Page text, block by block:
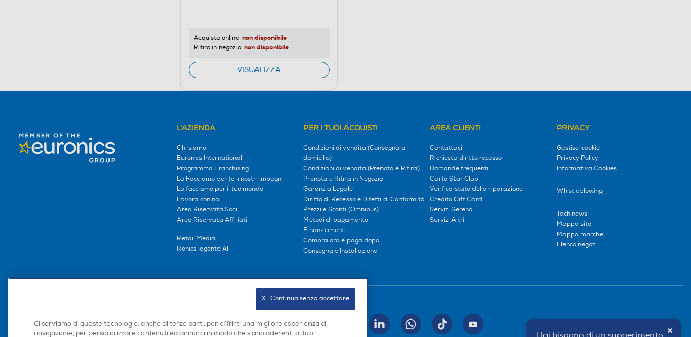
Acquisto online: non disponibile
Ritiro in negozio: non disponibile
VISUALIZZA
×
L'AZIENDA
Chi siamo
Euronics International
Programma Franchising
Lo Facciamo per te, i nostri impegni
Lo facciamo per il tuo mondo
Lavora con noi
Area Riservata Soci
Area Riservata Affiliati
Retail Media
Ronics: agente AI
PER I TUOI ACQUISTI
Condizioni di vendita (Consegna a
domicilio)
Condizioni di vendita (Prenota e Ritira)
Prenota e Ritira in Negozio
Garanzia Legale
Diritto di Recesso e Difetti di Conformità
Prezzi e Sconti (Omnibus)
Metodi di pagamento
Finanziamenti
Compra ora e paga dopo
Consegna e Installazione
AREA CLIENTI
Contattaci
Richiesta diritto recesso
Domande frequenti
Carta Star Club
Verifica stato della riparazione
Credito Gift Card
Servizi Serena
Servizi Altri
PRIVACY
Gestisci cookie
Privacy Policy
Informativa Cookies
Whistleblowing
Tech news
Mappa sito
Mappa marche
Elenco negozi
Trova negozio
INVIA
Seguici sui social
Ci serviamo di queste tecnologie, anche di terze parti, per offrirti una migliore esperienza di
navigazione, per personalizzare contenuti ed annunci in modo che siano aderenti ai tuoi
X   Continua senza accettare